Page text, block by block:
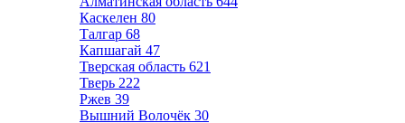
Каскелен 80
Талгар 68
Капшагай 47
Тверская область 621
Тверь 222
Ржев 39
Вышний Волочёк 30